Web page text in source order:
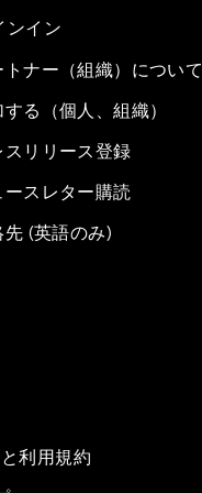
ンイン
トナー（組織）につい
る（個人、組織）
スリリース登録
ースレター購読
先 (英語のみ)
利用規約